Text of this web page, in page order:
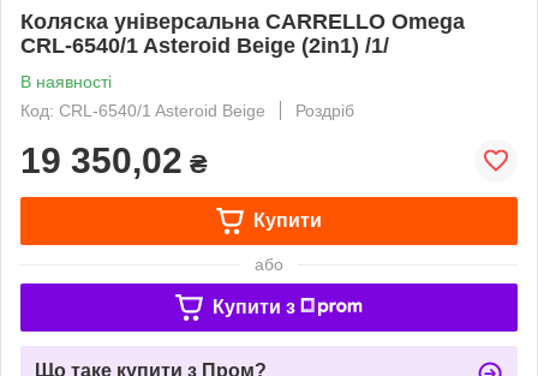
Коляска універсальна CARRELLO Omega
CRL-6540/1 Asteroid Beige (2in1) /1/
В наявності
Код: CRL-6540/1 Asteroid Beige
Роздріб
19 350,02 ₴
Купити
або
Купити з
Що таке купити з Пром?